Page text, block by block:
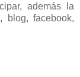
además la
blog, facebook,